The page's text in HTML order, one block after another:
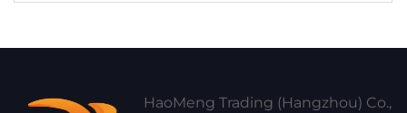
HaoMeng Trading (Hangzhou) Co.,